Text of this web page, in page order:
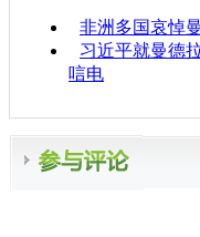
非洲多国哀悼
习近平就曼德
唁电